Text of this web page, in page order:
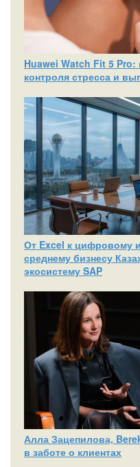
Huawei Watch Fit 5
контроля стресса и
От Excel к цифровому
среднему бизнесу
экосистему SAP
Алла Зацепилова,
в заботе о клиентах